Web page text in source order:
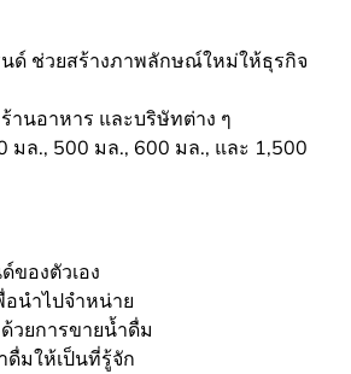
ด์ ช่วยสร้างภาพลักษณ์ใหม่ให้ธุรกิจ
านอาหาร และบริษัทต่าง ๆ
มล., 500 มล., 600 มล., และ 1,500
ของตัวเอง
อนำไปจำหน่าย
วยการขายน้ำดื่ม
ดื่มให้เป็นที่รู้จัก